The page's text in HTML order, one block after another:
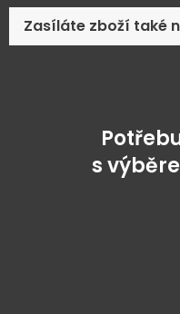
Zasíláte zboží také
s